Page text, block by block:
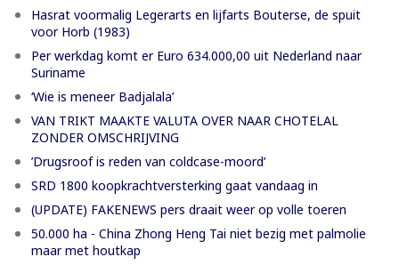
Hasrat voormalig Legerarts en lijfarts Bouterse, de spuit
voor Horb (1983)
Per werkdag komt er Euro 634.000,00 uit Nederland naar
Suriname
‘Wie is meneer Badjalala’
VAN TRIKT MAAKTE VALUTA OVER NAAR CHOTELAL
ZONDER OMSCHRIJVING
’Drugsroof is reden van coldcase-moord’
SRD 1800 koopkrachtversterking gaat vandaag in
(UPDATE) FAKENEWS pers draait weer op volle toeren
50.000 ha - China Zhong Heng Tai niet bezig met palmolie
maar met houtkap